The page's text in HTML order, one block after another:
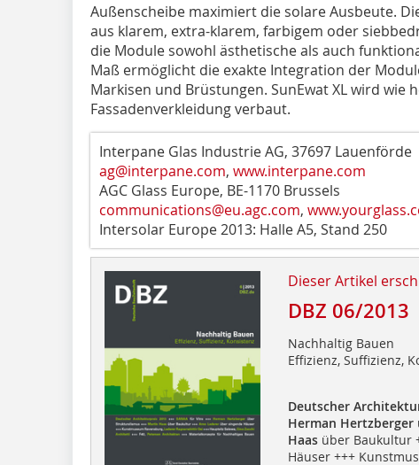
Außenscheibe maximiert die solare Ausbeute.
aus klarem, extra-klarem, farbigem oder
die Module sowohl ästhetische als auch
Maß ermöglicht die exakte Integration der
Markisen und Brüstungen. SunEwat XL wird wie
Fassadenverkleidung verbaut.
Interpane Glas Industrie AG, 37697 Lauenförde
ag@interpane.com, www.interpane.com
AGC Glass Europe, BE-1170 Brussels
communications@eu.agc.com,
Intersolar Europe 2013: Halle A5, Stand 250
Dieser Artikel
DBZ 06/2013
Nachhaltig Bauen
Effizienz, Suffizienz,
Deutscher
Herman Hertzberger
Haasüber Baukultur
Häuser +++